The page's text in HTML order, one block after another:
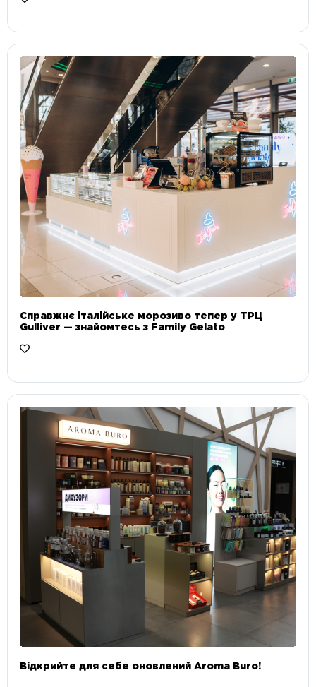
Справжнє італійське морозиво тепер у ТРЦ
Gulliver — знайомтесь з Family Gelato
Відкрийте для себе оновлений Aroma Buro! ⠀